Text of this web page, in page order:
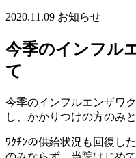
2020.11.09 お知らせ
今季のインフル
て
今季のインフルエンザワ
し、かかりつけの方のみ
ﾜｸﾁﾝの供給状況も回復し